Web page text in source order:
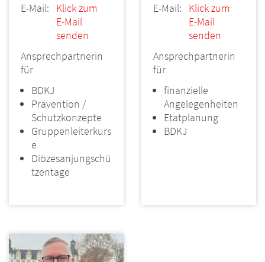
E-Mail:
Klick zum
E-Mail
senden
Ansprechpartnerin
für
BDKJ
Prävention /
Schutzkonzepte
Gruppenleiterkurs
e
Diözesanjungschü
tzentage
E-Mail:
Klick zum
E-Mail
senden
Ansprechpartnerin
für
finanzielle
Angelegenheiten
Etatplanung
BDKJ